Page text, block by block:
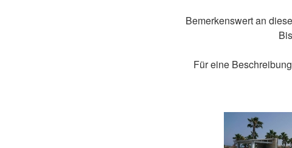
Bemerkenswert an
Für eine